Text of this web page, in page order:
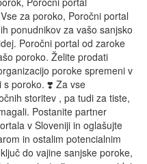
za poroko, Poročni portal
ponudnikov za vašo sanjsko
Poročni portal od zaroke
poroko. Želite prodati
poroke spremeni v
s poroko. ❣️ Za vse
storitev , pa tudi za tiste,
Postanite partner
v Sloveniji in oglašujte
in ostalim potencialnim
do vajine sanjske poroke,